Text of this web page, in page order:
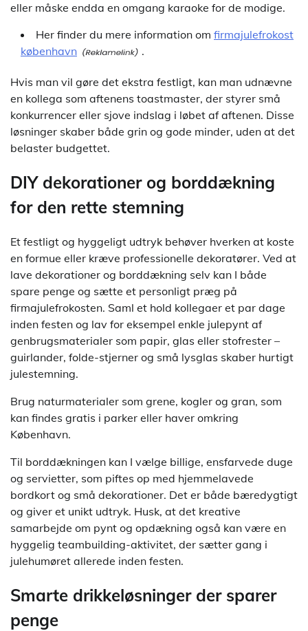
eller måske endda en omgang karaoke for de modige.
Her finder du mere information om firmajulefrokost
københavn
.
Hvis man vil gøre det ekstra festligt, kan man udnævne
en kollega som aftenens toastmaster, der styrer små
konkurrencer eller sjove indslag i løbet af aftenen. Disse
løsninger skaber både grin og gode minder, uden at det
belaster budgettet.
DIY dekorationer og borddækning
for den rette stemning
Et festligt og hyggeligt udtryk behøver hverken at koste
en formue eller kræve professionelle dekoratører. Ved at
lave dekorationer og borddækning selv kan I både
spare penge og sætte et personligt præg på
firmajulefrokosten. Saml et hold kollegaer et par dage
inden festen og lav for eksempel enkle julepynt af
genbrugsmaterialer som papir, glas eller stofrester –
guirlander, folde-stjerner og små lysglas skaber hurtigt
julestemning.
Brug naturmaterialer som grene, kogler og gran, som
kan findes gratis i parker eller haver omkring
København.
Til borddækningen kan I vælge billige, ensfarvede duge
og servietter, som piftes op med hjemmelavede
bordkort og små dekorationer. Det er både bæredygtigt
og giver et unikt udtryk. Husk, at det kreative
samarbejde om pynt og opdækning også kan være en
hyggelig teambuilding-aktivitet, der sætter gang i
julehumøret allerede inden festen.
Smarte drikkeløsninger der sparer
penge